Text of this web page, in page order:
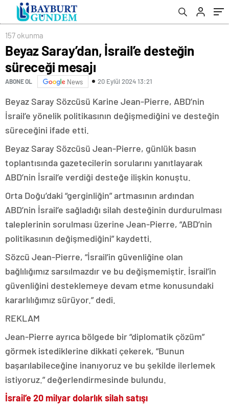
157 okunma
Beyaz Saray’dan, İsrail’e desteğin
süreceği mesajı
ABONE OL News 20 Eylül 2024 13:21
Beyaz Saray Sözcüsü Karine Jean-Pierre, ABD’nin
İsrail’e yönelik politikasının değişmediğini ve desteğin
süreceğini ifade etti.
Beyaz Saray Sözcüsü Jean-Pierre, günlük basın
toplantısında gazetecilerin sorularını yanıtlayarak
ABD’nin İsrail’e verdiği desteğe ilişkin konuştu.
Orta Doğu’daki “gerginliğin” artmasının ardından
ABD’nin İsrail’e sağladığı silah desteğinin durdurulması
taleplerinin sorulması üzerine Jean-Pierre, “ABD’nin
politikasının değişmediğini” kaydetti.
Sözcü Jean-Pierre, “İsrail’in güvenliğine olan
bağlılığımız sarsılmazdır ve bu değişmemiştir. İsrail’in
güvenliğini desteklemeye devam etme konusundaki
kararlılığımız sürüyor.” dedi.
REKLAM
Jean-Pierre ayrıca bölgede bir “diplomatik çözüm”
görmek istediklerine dikkati çekerek, “Bunun
başarılabileceğine inanıyoruz ve bu şekilde ilerlemek
istiyoruz.” değerlendirmesinde bulundu.
İsrail’e 20 milyar dolarlık silah satışı